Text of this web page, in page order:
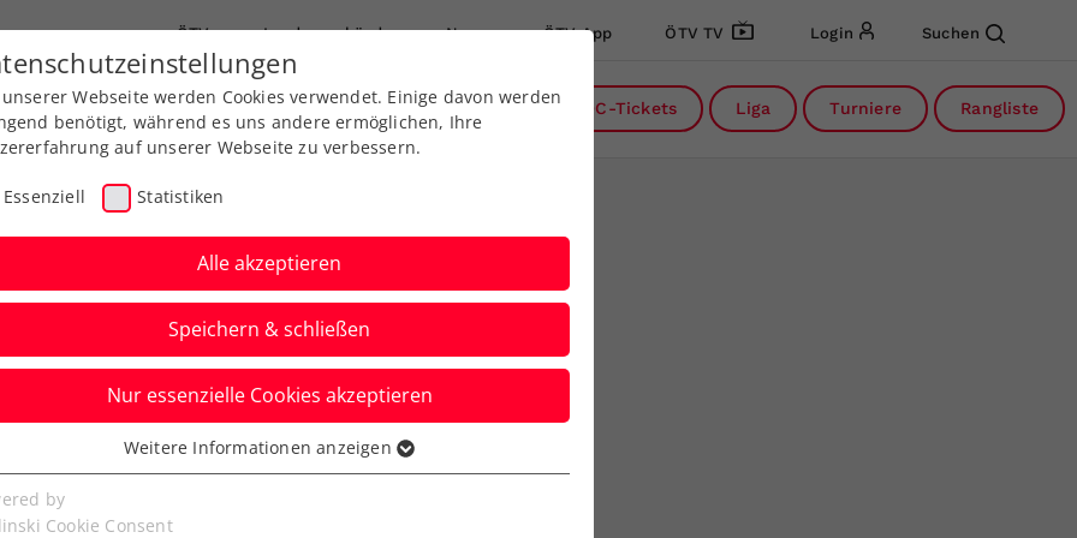
ÖTV Landesverbände News ÖTV App ÖTV TV Login Suchen
Ausbildungen Services Über uns DC-Tickets Liga Turniere Rangliste
in Liezen
Kinder zur Tennis-Baustelle!
Webseite werden Cookies verwendet. Einige davon werden
benötigt, während es uns andere ermöglichen, Ihre
auf unserer Webseite zu verbessern.
Essenziell Statistiken
Alle akzeptieren
Speichern & schließen
Nur essenzielle Cookies akzeptieren
Cookies werden für grundlegende Funktionen der
benötigt. Dadurch ist gewährleistet, dass die Webseite
Weitere Informationen anzeigen
by
Cookie Consent